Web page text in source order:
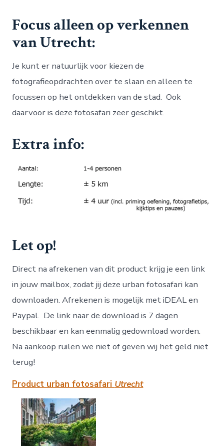
Focus alleen op verkennen
van Utrecht:
Je kunt er natuurlijk voor kiezen de
fotografieopdrachten over te slaan en alleen te
focussen op het ontdekken van de stad. Ook
daarvoor is deze fotosafari zeer geschikt.
Extra info:
Let op!
Direct na afrekenen van dit product krijg je een link
in jouw mailbox, zodat jij deze urban fotosafari kan
downloaden. Afrekenen is mogelijk met iDEAL en
Paypal. De link naar de download is 7 dagen
beschikbaar en kan eenmalig gedownload worden.
Na aankoop ruilen we niet of geven wij het geld niet
terug!
Product urban fotosafari Utrecht